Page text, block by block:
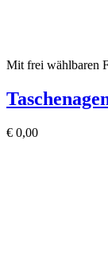
Mit frei wählbaren
€ 0,00